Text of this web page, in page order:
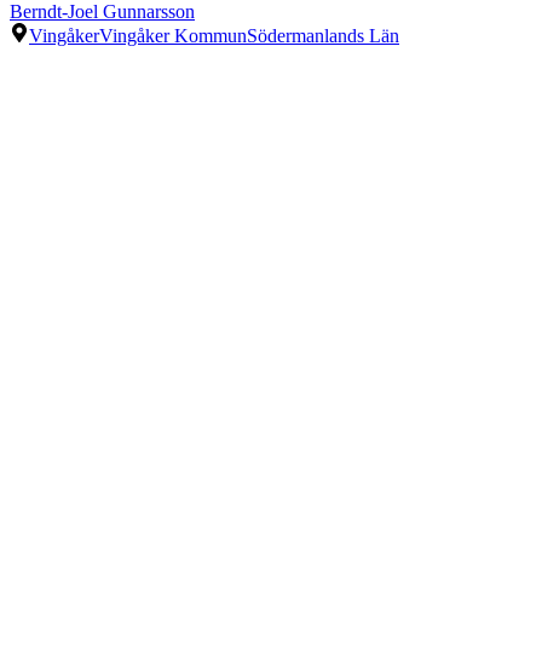
Berndt-Joel Gunnarsson
VingåkerVingåker KommunSödermanlands Län